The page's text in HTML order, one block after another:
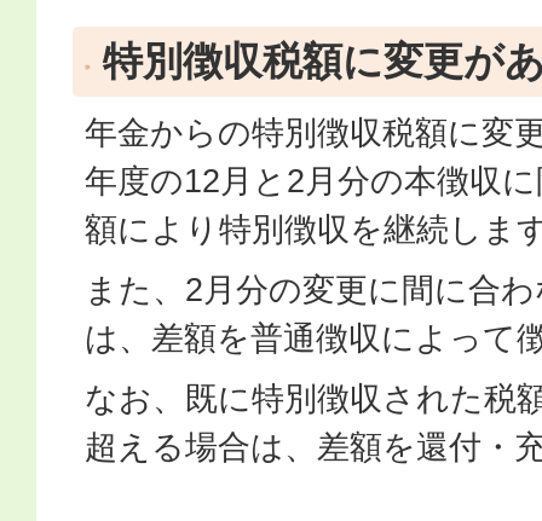
特別徴収税額に変更が
年金からの特別徴収税額に変
年度の12月と2月分の本徴収
額により特別徴収を継続しま
また、2月分の変更に間に合
は、差額を普通徴収によって
なお、既に特別徴収された税
超える場合は、差額を還付・